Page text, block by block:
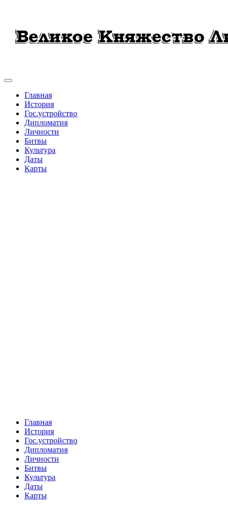
Главная
История
Гос.устройство
Дипломатия
Личности
Битвы
Культура
Даты
Карты
Главная
История
Гос.устройство
Дипломатия
Личности
Битвы
Культура
Даты
Карты